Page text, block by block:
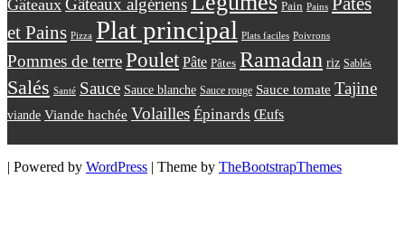
Gâteaux Gâteaux algériens Pain Pains
et Pains Pizza Plat principal Plats faciles Poivrons
Pommes de terrePoulet Pâte Pâtes Ramadan riz Sablés
Salés Santé Sauce Sauce blanche Sauce rouge Sauce tomate Tajine
viande Viande hachée Volailles Épinards Œufs
| Powered by WordPress | Theme by TheBootstrapThemes